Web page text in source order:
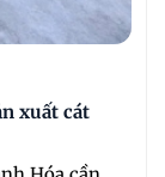
xuất cát